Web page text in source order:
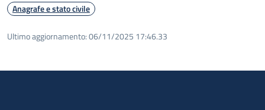
Anagrafe e stato civile
Ultimo aggiornamento:06/11/2025 17:46.33